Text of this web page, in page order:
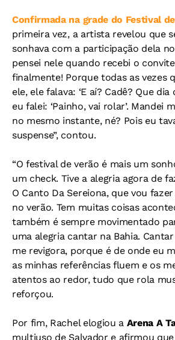
Confirmada na grade do Festival
primeira vez, a artista revelou que
sonhava com a participação dela
pensei nele quando recebi o
finalmente! Porque todas as vezes
ele, ele falava: ‘E aí? Cadê? Que dia
eu falei: ‘Painho, vai rolar’. Mandei
no mesmo instante, né? Pois eu
suspense”, contou.
“O festival de verão é mais um
um check. Tive a alegria agora de
O Canto Da Sereiona, que vou
no verão. Tem muitas coisas
também é sempre movimentado
uma alegria cantar na Bahia.
me revigora, porque é de onde eu
as minhas referências fluem e os
atentos ao redor, tudo que rola
reforçou.
Por fim, Rachel elogiou a Arena A
multiuso de Salvador e afirmou